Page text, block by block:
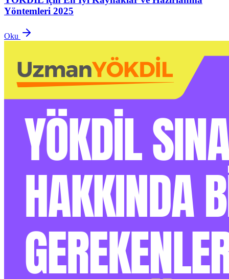
Yöntemleri 2025
Oku